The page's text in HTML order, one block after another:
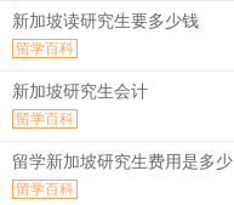
新加坡读研究生要多少钱
留学百科
新加坡研究生会计
留学百科
留学新加坡研究生费用是多少
留学百科